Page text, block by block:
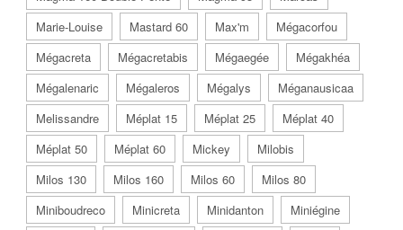
Marie-Louise
Mastard 60 Max'm
Mégacorfou
Mégacreta
Mégacretabis Mégaegée
Mégakhéa
Mégalenaric
Mégaleros Mégalys
Méganausicaa
Melissandre
Méplat 15 Méplat 25
Méplat 40
Méplat 50
Méplat 60 Mickey
Milobis
Milos 130
Milos 160 Milos 60
Milos 80
Miniboudreco
Minicreta Minidanton
Miniégine